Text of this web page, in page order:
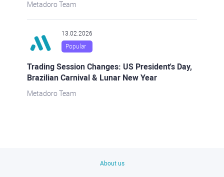
Metadoro Team
13.02.2026
Popular
Trading Session Changes: US President's Day,
Brazilian Carnival & Lunar New Year
Metadoro Team
About us